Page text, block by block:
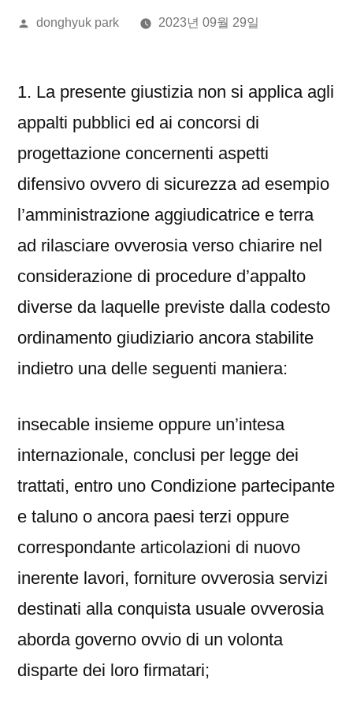
올
donghyuk park 2023년 09월 29일
1. La presente giustizia non si applica agli
appalti pubblici ed ai concorsi di
progettazione concernenti aspetti
difensivo ovvero di sicurezza ad esempio
l’amministrazione aggiudicatrice e terra
ad rilasciare ovverosia verso chiarire nel
considerazione di procedure d’appalto
diverse da laquelle previste dalla codesto
ordinamento giudiziario ancora stabilite
indietro una delle seguenti maniera:
insecable insieme oppure un’intesa
internazionale, conclusi per legge dei
trattati, entro uno Condizione partecipante
e taluno o ancora paesi terzi oppure
correspondante articolazioni di nuovo
inerente lavori, forniture ovverosia servizi
destinati alla conquista usuale ovverosia
aborda governo ovvio di un volonta
disparte dei loro firmatari;